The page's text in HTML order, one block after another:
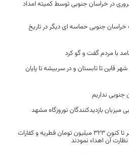
ضروری در خراسان جنوبی توسط کمیته امداد
جنوبی حماسه ای دیگر در تاریخ
با مردم گفت و گو کرد
قاین تا تابستان و در سربیشه تا پایان
جنوبی نداریم
میزبان بازدیدکنندگان نوروزگاه مشهد
مردم خراسان جنوبی از روز عید فطر تا کنون 323 میلیون تومان فطریه و کفارات
آن اهداء نمودند